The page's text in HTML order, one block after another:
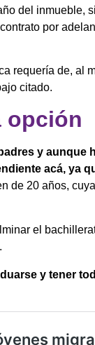
del inmueble,
por
requería de, al
citado.
opción
y aunque
acá, ya
de 20 años,
el
y tener